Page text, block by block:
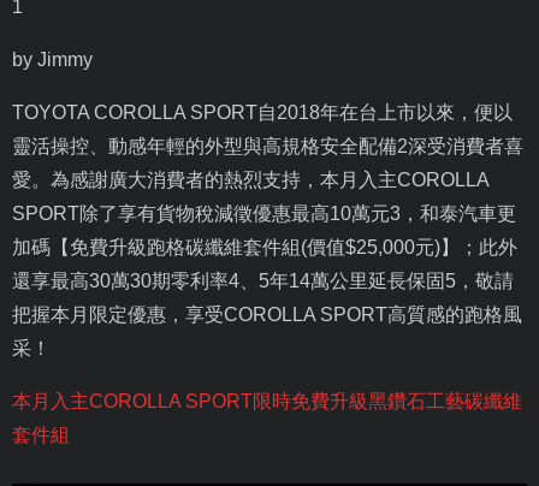
1
by Jimmy
TOYOTA COROLLA SPORT自2018年在台上市以來，便以
靈活操控、動感年輕的外型與高規格安全配備2深受消費者喜
愛。為感謝廣大消費者的熱烈支持，本月入主COROLLA
SPORT除了享有貨物稅減徵優惠最高10萬元3 ，和泰汽車更
加碼【免費升級跑格碳纖維套件組 (價值$25,000元)】；此外
還享最高30萬30期零利率4 5年14萬公里延長保固 5 ，敬請
把握本月限定優惠，享受COROLLA SPORT高質感的跑格風
采！
本月入主COROLLA SPORT限時免費升級黑鑽石工藝碳纖維
套件組